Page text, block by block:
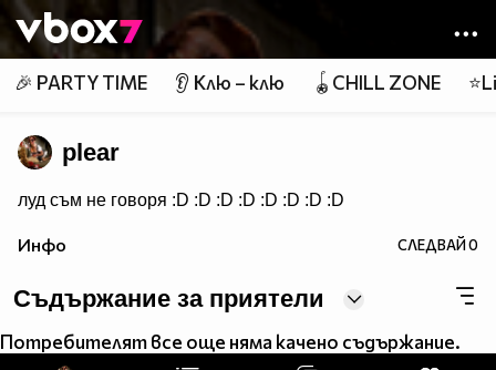
👾
🎉 PARTY TIME 👂 Клю – клю 🪀CHILL ZONE
plear
луд съм не говоря :D :D :D :D :D :D :D :D
Инфо СЛЕДВАЙ0
Съдържание за приятели
Потребителят все още няма качено съдържание.